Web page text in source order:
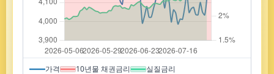
가격 10년물 채권금리 실질금리